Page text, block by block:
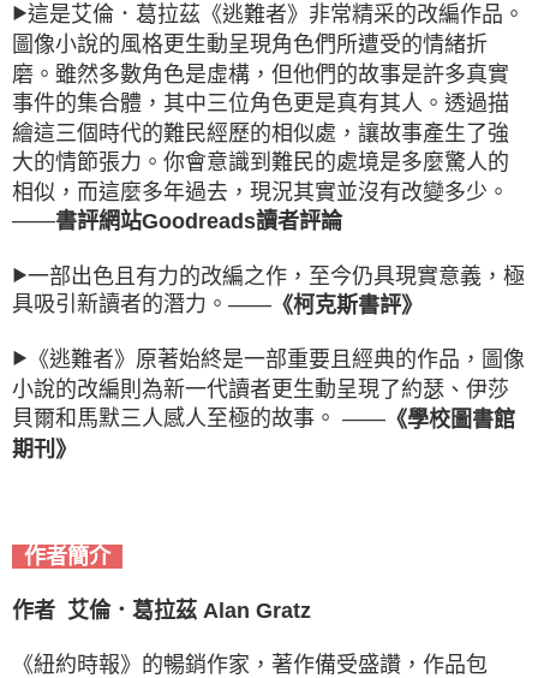
▶這是艾倫．葛拉茲《逃難者》非常精采的改編作品。
圖像小說的風格更生動呈現角色們所遭受的情緒折
磨。雖然多數角色是虛構，但他們的故事是許多真實
事件的集合體，其中三位角色更是真有其人。透過描
繪這三個時代的難民經歷的相似處，讓故事產生了強
大的情節張力。你會意識到難民的處境是多麼驚人的
相似，而這麼多年過去，現況其實並沒有改變多少。
——書評網站Goodreads讀者評論
▶一部出色且有力的改編之作，至今仍具現實意義，極
具吸引新讀者的潛力。—— 《柯克斯書評》
▶
《逃難者》原著始終是一部重要且經典的作品，圖像
小說的改編則為新一代讀者更生動呈現了約瑟、伊莎
貝爾和馬默三人感人至極的故事。 —— 《學校圖書館
期刊》
作者簡介
作者 艾倫．葛拉茲 Alan Gratz
《紐約時報》的暢銷作家，著作備受盛讚，作品包